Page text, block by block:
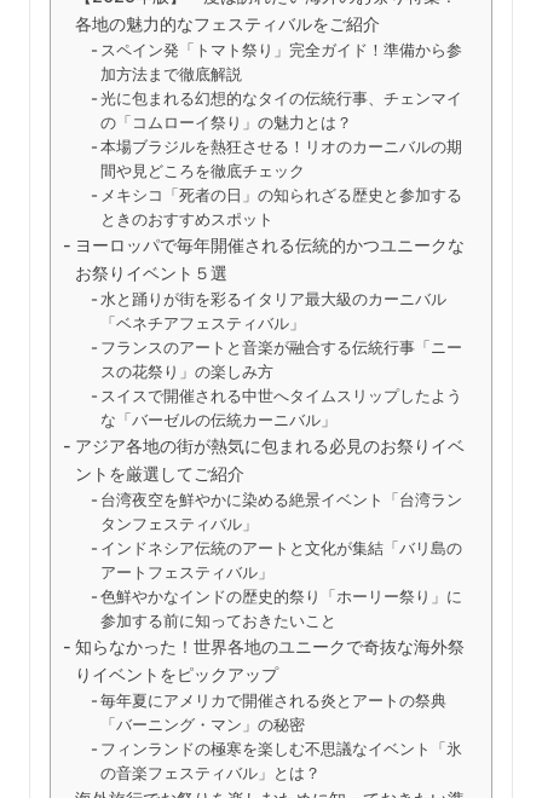
各地の魅力的なフェスティバルをご紹介
スペイン発「トマト祭り」完全ガイド！準備から参
加方法まで徹底解説
光に包まれる幻想的なタイの伝統行事、チェンマイ
の「コムローイ祭り」の魅力とは？
本場ブラジルを熱狂させる！リオのカーニバルの期
間や見どころを徹底チェック
メキシコ「死者の日」の知られざる歴史と参加する
ときのおすすめスポット
ヨーロッパで毎年開催される伝統的かつユニークな
お祭りイベント５選
水と踊りが街を彩るイタリア最大級のカーニバル
「ベネチアフェスティバル」
フランスのアートと音楽が融合する伝統行事「ニー
スの花祭り」の楽しみ方
スイスで開催される中世へタイムスリップしたよう
な「バーゼルの伝統カーニバル」
アジア各地の街が熱気に包まれる必見のお祭りイベ
ントを厳選してご紹介
台湾夜空を鮮やかに染める絶景イベント「台湾ラン
タンフェスティバル」
インドネシア伝統のアートと文化が集結「バリ島の
アートフェスティバル」
色鮮やかなインドの歴史的祭り「ホーリー祭り」に
参加する前に知っておきたいこと
知らなかった！世界各地のユニークで奇抜な海外祭
りイベントをピックアップ
毎年夏にアメリカで開催される炎とアートの祭典
「バーニング・マン」の秘密
フィンランドの極寒を楽しむ不思議なイベント「氷
の音楽フェスティバル」とは？